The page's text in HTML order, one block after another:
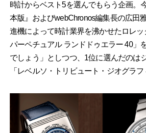
時計からベスト5を選んでもらう企画。
本版』およびwebChronos編集長の広田
進機によって時計業界を沸かせたロレ
パーペチュアル ランドドゥエラー 40」
でしょう」としつつ、1位に選んだのは
「レベルソ・トリビュート・ジオグラフ